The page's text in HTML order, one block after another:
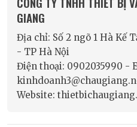
GIANG
Địa chỉ: Số 2 ngõ 1 Hà Kế
- TP Hà Nội
Điện thoại: 0902035990 -
Website: